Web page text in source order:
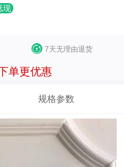
现
7天无理由退货
单更优惠
规格参数